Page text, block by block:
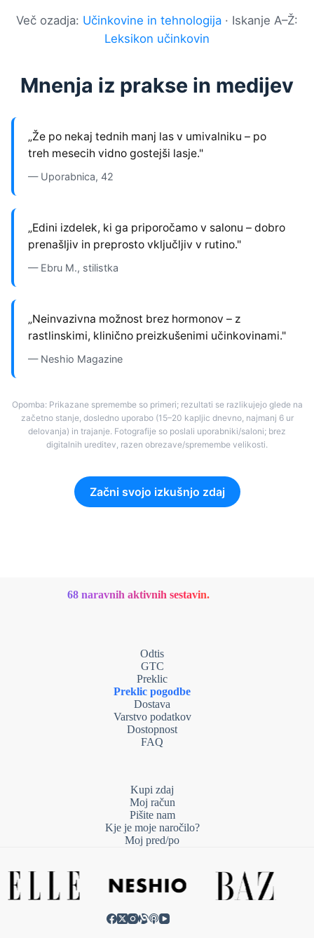
Več ozadja: Učinkovine in tehnologija · Iskanje A–Ž:
Leksikon učinkovin
Mnenja iz prakse in medijev
„Že po nekaj tednih manj las v umivalniku – po
treh mesecih vidno gostejši lasje."
— Uporabnica, 42
„Edini izdelek, ki ga priporočamo v salonu – dobro
prenašljiv in preprosto vključljiv v rutino."
— Ebru M., stilistka
„Neinvazivna možnost brez hormonov – z
rastlinskimi, klinično preizkušenimi učinkovinami."
— Neshio Magazine
Opomba: Prikazane spremembe so primeri; rezultati se razlikujejo glede na
začetno stanje, dosledno uporabo (15–20 kapljic dnevno, najmanj 6 ur
delovanja) in trajanje. Fotografije so poslali uporabniki/saloni; brez
digitalnih ureditev, razen obrezave/spremembe velikosti.
Začni svojo izkušnjo zdaj
68 naravnih aktivnih sestavin.
Odtis
GTC
Preklic
Preklic pogodbe
Dostava
Varstvo podatkov
Dostopnost
FAQ
Kupi zdaj
Moj račun
Pišite nam
Kje je moje naročilo?
Moj pred/po